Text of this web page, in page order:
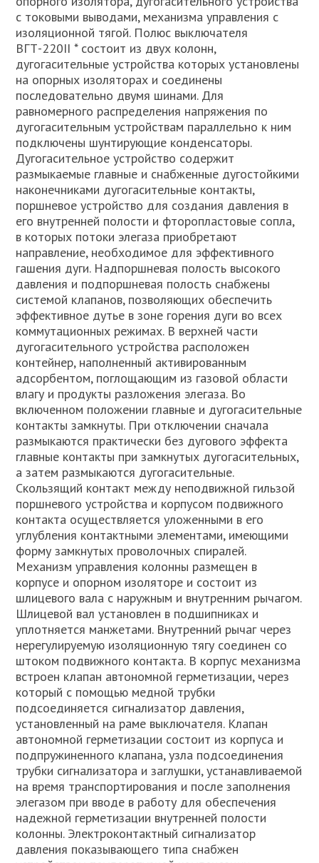
с токовыми выводами, механизма управления с
изоляционной тягой. Полюс выключателя
ВГТ-220II * состоит из двух колонн,
дугогасительные устройства которых установлены
на опорных изоляторах и соединены
последовательно двумя шинами. Для
равномерного распределения напряжения по
дугогасительным устройствам параллельно к ним
подключены шунтирующие конденсаторы.
Дугогасительное устройство содержит
размыкаемые главные и снабженные дугостойкими
наконечниками дугогасительные контакты,
поршневое устройство для создания давления в
его внутренней полости и фторопластовые сопла,
в которых потоки элегаза приобретают
направление, необходимое для эффективного
гашения дуги. Надпоршневая полость высокого
давления и подпоршневая полость снабжены
системой клапанов, позволяющих обеспечить
эффективное дутье в зоне горения дуги во всех
коммутационных режимах. В верхней части
дугогасительного устройства расположен
контейнер, наполненный активированным
адсорбентом, поглощающим из газовой области
влагу и продукты разложения элегаза. Во
включенном положении главные и дугогасительные
контакты замкнуты. При отключении сначала
размыкаются практически без дугового эффекта
главные контакты при замкнутых дугогасительных,
а затем размыкаются дугогасительные.
Скользящий контакт между неподвижной гильзой
поршневого устройства и корпусом подвижного
контакта осуществляется уложенными в его
углубления контактными элементами, имеющими
форму замкнутых проволочных спиралей.
Механизм управления колонны размещен в
корпусе и опорном изоляторе и состоит из
шлицевого вала с наружным и внутренним рычагом.
Шлицевой вал установлен в подшипниках и
уплотняется манжетами. Внутренний рычаг через
нерегулируемую изоляционную тягу соединен со
штоком подвижного контакта. В корпус механизма
встроен клапан автономной герметизации, через
который с помощью медной трубки
подсоединяется сигнализатор давления,
установленный на раме выключателя. Клапан
автономной герметизации состоит из корпуса и
подпружиненного клапана, узла подсоединения
трубки сигнализатора и заглушки, устанавливаемой
на время транспортирования и после заполнения
элегазом при вводе в работу для обеспечения
надежной герметизации внутренней полости
колонны. Электроконтактный сигнализатор
давления показывающего типа снабжен